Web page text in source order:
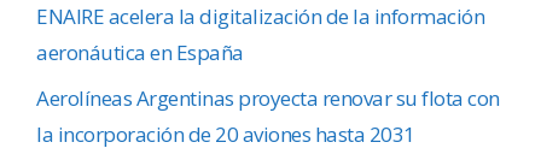
ENAIRE acelera la digitalización de la información
aeronáutica en España
Aerolíneas Argentinas proyecta renovar su flota con
la incorporación de 20 aviones hasta 2031